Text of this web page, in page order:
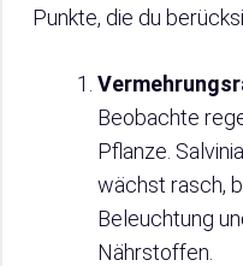
Punkte, die du
Beobachte
Pflanze.
wächst rasch,
Beleuchtung
Nährstoffen.